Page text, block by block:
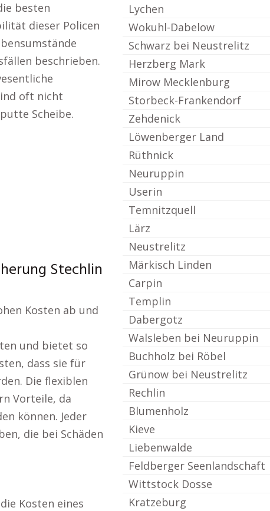
besten
dieser Policen
beschrieben.
oft nicht
Scheibe.
Stechlin
Kosten ab und
und bietet so
dass sie für
Die flexiblen
Vorteile, da
können. Jeder
die bei Schäden
Kosten eines
Lychen
Wokuhl-Dabelow
Schwarz bei Neustrelitz
Herzberg Mark
Mirow Mecklenburg
Storbeck-Frankendorf
Zehdenick
Löwenberger Land
Rüthnick
Neuruppin
Userin
Temnitzquell
Lärz
Neustrelitz
Märkisch Linden
Carpin
Templin
Dabergotz
Walsleben bei Neuruppin
Buchholz bei Röbel
Grünow bei Neustrelitz
Rechlin
Blumenholz
Kieve
Liebenwalde
Feldberger Seenlandschaft
Wittstock Dosse
Kratzeburg